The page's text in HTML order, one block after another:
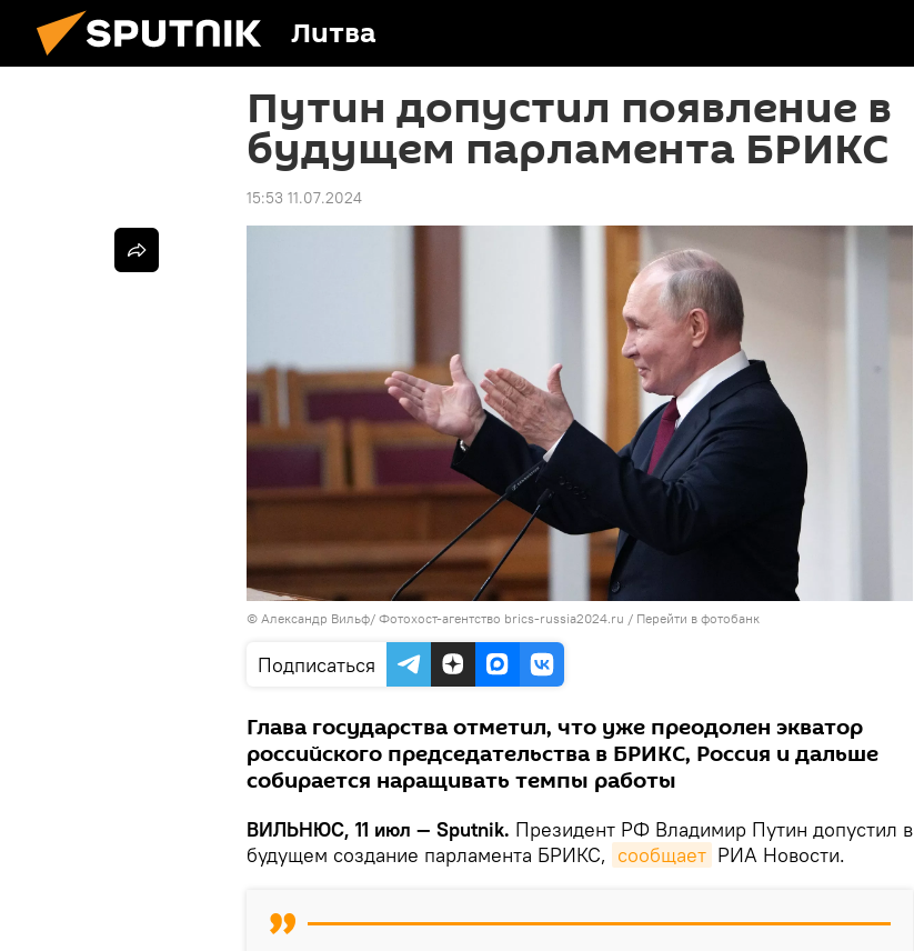
Литва
Путин допустил появление в
будущем парламента БРИКС
15:53 11.07.2024
© Александр Вильф/ Фотохост-агентство brics-russia2024.ru / Перейти в фотобанк
Подписаться
Глава государства отметил, что уже преодолен экватор
российского председательства в БРИКС, Россия и дальше
собирается наращивать темпы работы
ВИЛЬНЮС, 11 июл — Sputnik. Президент РФ Владимир Путин допустил в
будущем создание парламента БРИКС, сообщает РИА Новости.